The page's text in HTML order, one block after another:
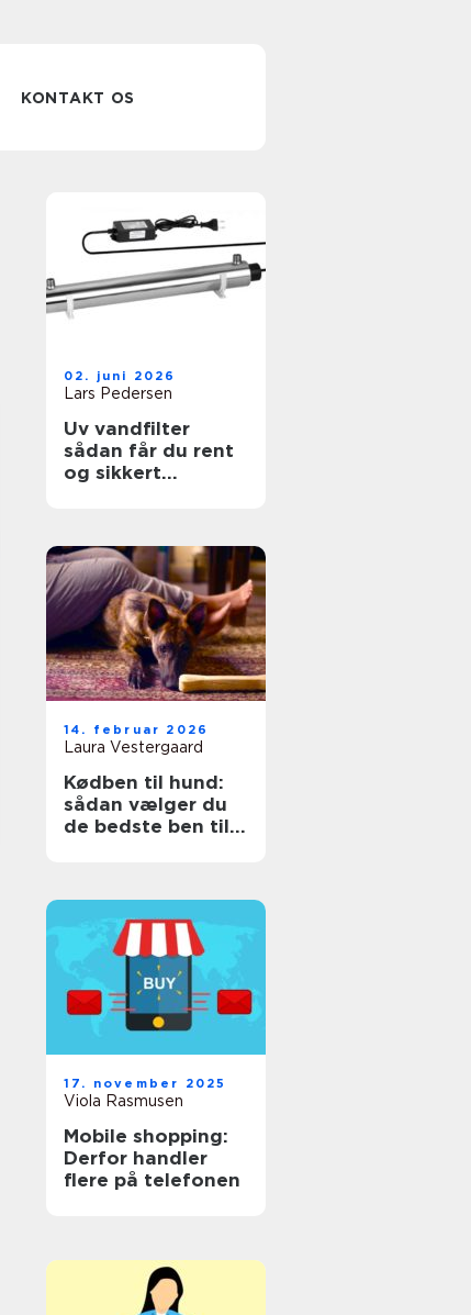
KONTAKT OS
02. juni 2026
Lars Pedersen
Uv vandfilter
sådan får du rent
og sikkert
14. februar 2026
Laura Vestergaard
Kødben til hund:
sådan vælger du
de bedste ben til
17. november 2025
Viola Rasmusen
Mobile shopping:
Derfor handler
flere på telefonen